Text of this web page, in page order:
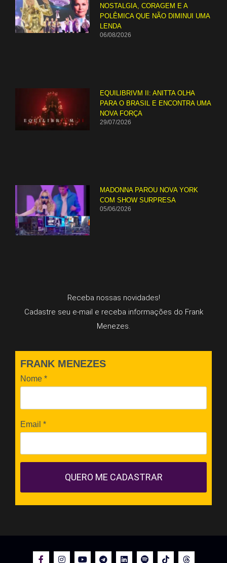
NOSTALGIA, CORAGEM E A
POLÊMICA QUE NÃO DIMINUI UMA
LENDA
06/08/2026
EQUILIBRIVM II: ANITTA OLHA
PARA O BRASIL E ENCONTRA UMA
NOVA FORÇA
29/07/2026
MADONNA PAROU NOVA YORK
COM SHOW SURPRESA
05/06/2026
Receba nossas novidades!
Cadastre seu e-mail e receba informações do Frank
Menezes.
FRANK MENEZES
Nome *
Email *
QUERO ME CADASTRAR